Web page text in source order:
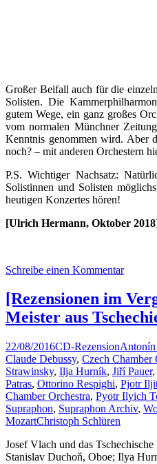
Großer Beifall auch für die
Solisten. Die
gutem Wege, ein ganz großes
vom normalen Münchner
Kenntnis genommen wird. Aber
noch? – mit anderen Orchestern
P.S. Wichtiger Nachsatz:
Solistinnen und Solisten
heutigen Konzertes hören!
[Ulrich Hermann, Oktober
Schreibe einen Kommentar
[Rezensionen im
Meister aus
22/08/2016CD-Rezension
Claude Debussy, Czech Chamber
Strawinsky, Ilja Hurník, Jiří Pauer,
Patras, Ottorino Respighi, Pjotr
Chamber Orchestra, Pyotr Ilyich
Supraphon, Supraphon Archiv,
MozartChristoph Schlüren
Josef Vlach und das
Stanislav Duchoň, Oboe; Ilya